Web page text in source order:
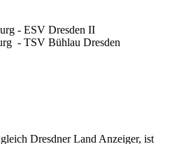
- ESV Dresden II
- TSV Bühlau Dresden
Dresdner Land Anzeiger, ist